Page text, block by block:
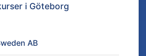
i Göteborg
AB